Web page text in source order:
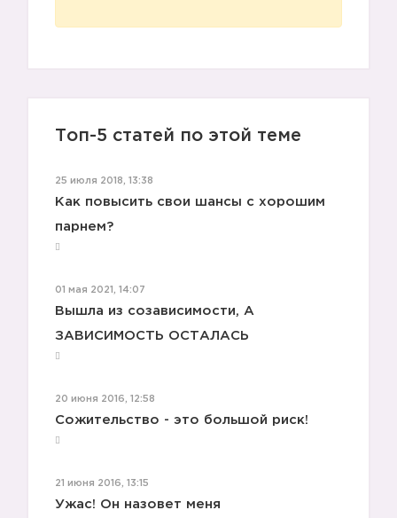
Топ-5 статей по этой теме
25 июля 2018, 13:38
Как повысить свои шансы с хорошим
парнем?
01 мая 2021, 14:07
Вышла из созависимости, А
ЗАВИСИМОСТЬ ОСТАЛАСЬ
20 июня 2016, 12:58
Сожительство - это большой риск!
21 июня 2016, 13:15
Ужас! Он назовет меня